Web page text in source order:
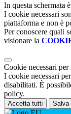
In questa schermata
I cookie necessari
piattaforma e non è
Per conoscere quali
visionare la
Cookie necessari
I cookie necessari
disabilitati. È
policy.
Accetta tutti Salva